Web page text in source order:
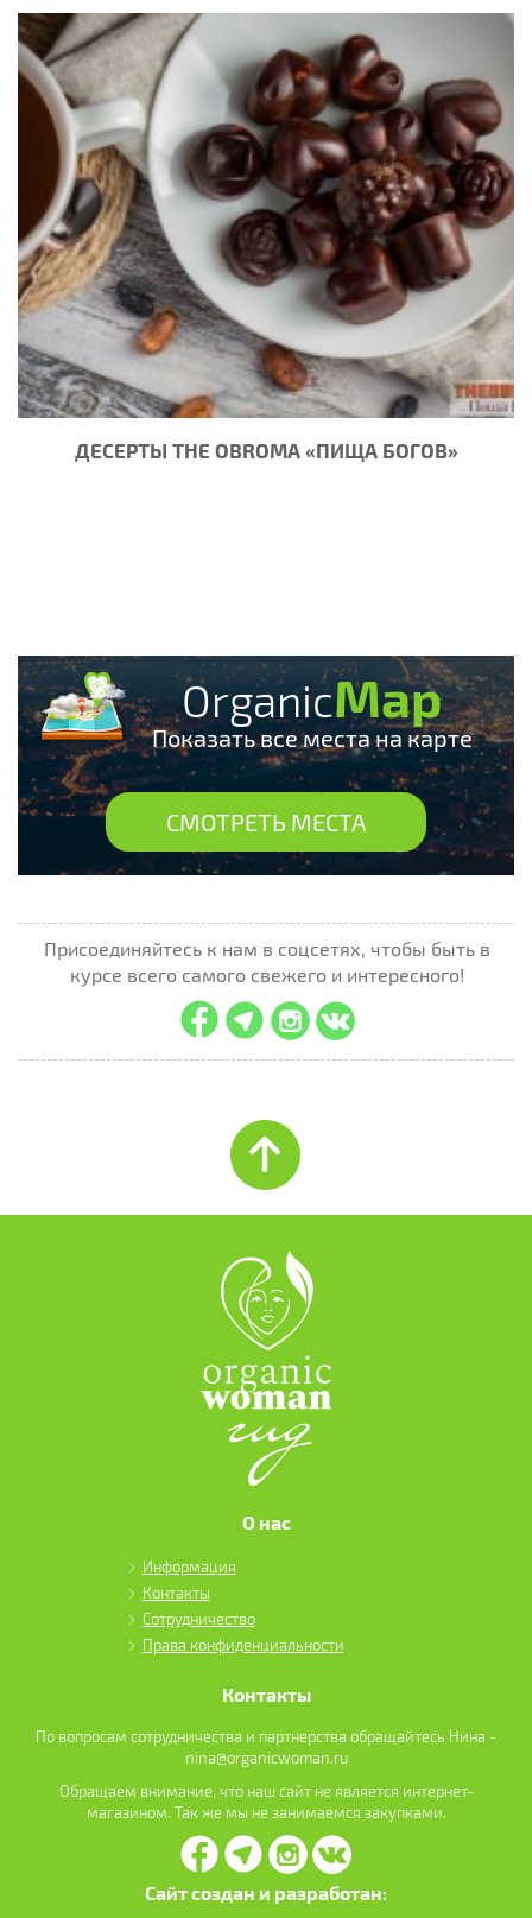
ДЕСЕРТЫ THE OBROMA «ПИЩА БОГОВ»
OrganicMap
Показать все места на карте
СМОТРЕТЬ МЕСТА
Присоединяйтесь к нам в соцсетях, чтобы быть в
курсе всего самого свежего и интересного!
О нас
Информация
Контакты
Сотрудничество
Права конфиденциальности
Контакты
По вопросам сотрудничества и партнерства обращайтесь Нина -
nina@organicwoman.ru
Обращаем внимание, что наш сайт не является интернет-
магазином. Так же мы не занимаемся закупками.
Сайт создан и разработан: